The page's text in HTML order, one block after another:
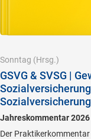
Sonntag (Hrsg.)
GSVG & SVSG |
Jahreskommentar 2026
Der Praktikerkommentar